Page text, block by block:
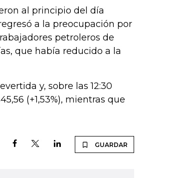
al principio del día
a la preocupación por
petroleros de
que había reducido a la
y, sobre las 12:30
(+1,53%), mientras que
GUARDAR